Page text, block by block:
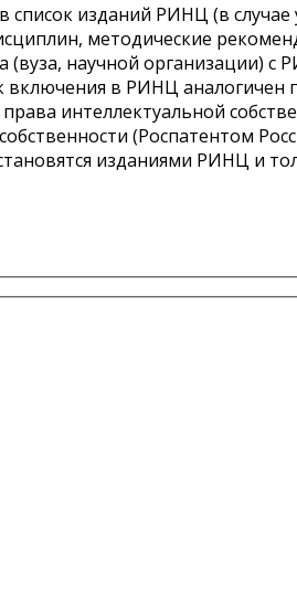
список изданий РИНЦ (в
методические
(вуза, научной организации) с
включения в РИНЦ аналогичен
интеллектуальной
(Роспатентом
изданиями РИНЦ и